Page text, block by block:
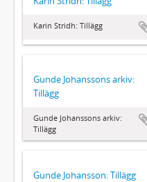
Karin Stridh: Tillägg
Gunde Johanssons arkiv:
Tillägg
Gunde Johanssons arkiv:
Tillägg
Gunde Johansson: Tillägg